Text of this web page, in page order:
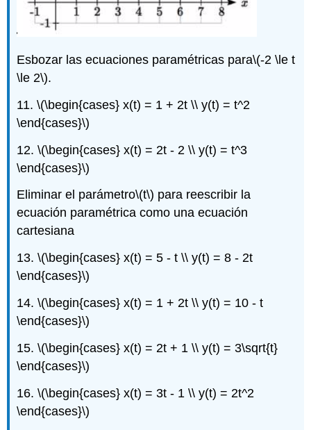
Esbozar las ecuaciones paramétricas para\(-2 \le t
\le 2\).
11.\(\begin{cases} x(t) = 1 + 2t \\ y(t) = t^2
\end{cases}\)
12.\(\begin{cases} x(t) = 2t - 2 \\ y(t) = t^3
\end{cases}\)
Eliminar el parámetro\(t\) para reescribir la
ecuación paramétrica como una ecuación
cartesiana
13.\(\begin{cases} x(t) = 5 - t \\ y(t) = 8 - 2t
\end{cases}\)
14.\(\begin{cases} x(t) = 1 + 2t \\ y(t) = 10 - t
\end{cases}\)
15.\(\begin{cases} x(t) = 2t + 1 \\ y(t) = 3\sqrt{t}
\end{cases}\)
16.\(\begin{cases} x(t) = 3t - 1 \\ y(t) = 2t^2
\end{cases}\)